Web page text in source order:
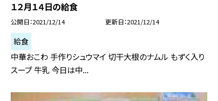
１２月１４日の給食
公開日 2021/12/14 更新日 2021/12/14
給食
中華おこわ 手作りシュウマイ 切干大根のナムル もずく入り
スープ 牛乳 今日は中...